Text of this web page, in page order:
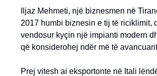
Iljaz Mehmeti, një biznesmen në
2017 humbi biznesin e tij të riciklimit,
vendosur kyçin një impianti modern
që konsiderohej ndër më të
Prej vitesh ai eksportonte në Itali